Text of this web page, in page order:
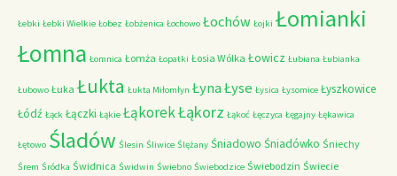
Łebki Łebki Wielkie Łobez Łobżenica Łochowo Łochów Łojki Łomianki
Łomna Łomnica Łomża Łopatki Łosia Wólka Łowicz Łubiana Łubianka
Łubowo Łuka Łukta Łukta Miłomłyn ŁynaŁyse Łysica Łysomice Łyszkowice
Łódź Łąck Łączki Łąkie ŁąkorekŁąkorz Łąkoć Łęczyca Łęgajny Łękawica
Łętowo Śladów Ślesin Śliwice Ślężany Śniadowo Śniadówko Śniechy
Śrem Śródka Świdnica Świdwin Świebno Świebodzice Świebodzin Świecie